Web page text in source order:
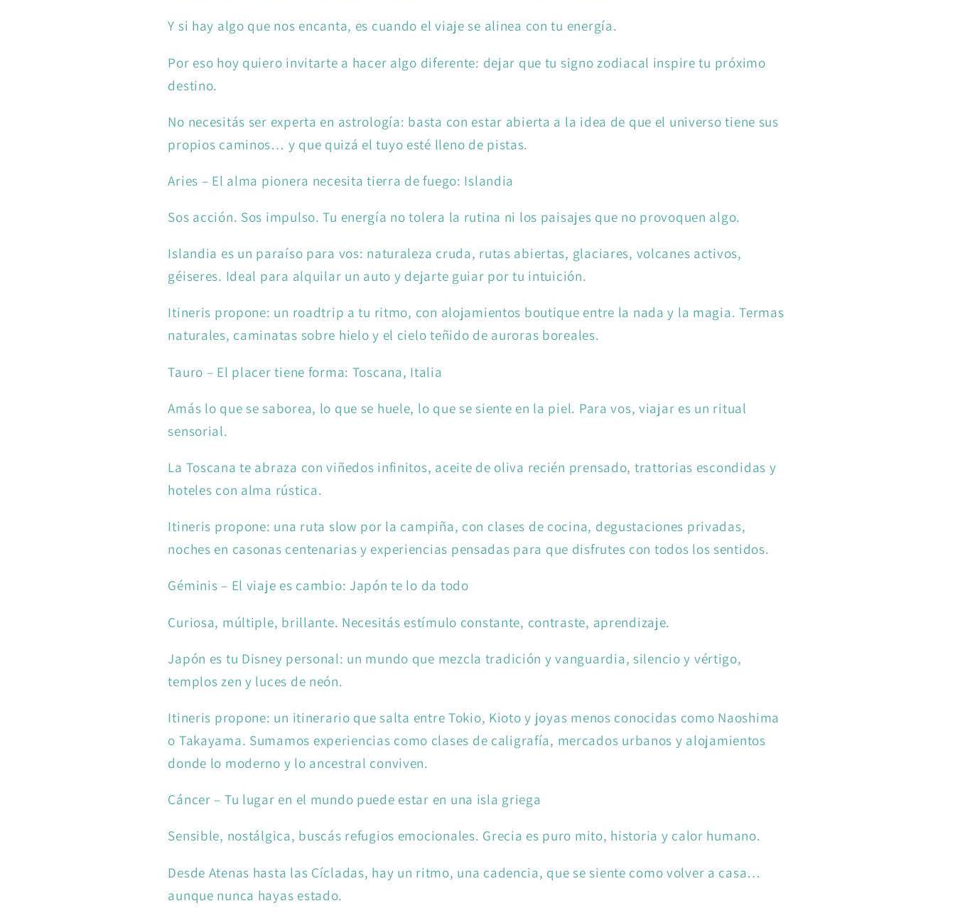
Y si hay algo que nos encanta, es cuando el viaje se alinea con tu energía.
Por eso hoy quiero invitarte a hacer algo diferente: dejar que tu signo zodiacal inspire tu próximo
destino.
No necesitás ser experta en astrología: basta con estar abierta a la idea de que el universo tiene sus
propios caminos… y que quizá el tuyo esté lleno de pistas.
Aries – El alma pionera necesita tierra de fuego: Islandia
Sos acción. Sos impulso. Tu energía no tolera la rutina ni los paisajes que no provoquen algo.
Islandia es un paraíso para vos: naturaleza cruda, rutas abiertas, glaciares, volcanes activos,
géiseres. Ideal para alquilar un auto y dejarte guiar por tu intuición.
Itineris propone: un roadtrip a tu ritmo, con alojamientos boutique entre la nada y la magia. Termas
naturales, caminatas sobre hielo y el cielo teñido de auroras boreales.
Tauro – El placer tiene forma: Toscana, Italia
Amás lo que se saborea, lo que se huele, lo que se siente en la piel. Para vos, viajar es un ritual
sensorial.
La Toscana te abraza con viñedos infinitos, aceite de oliva recién prensado, trattorias escondidas y
hoteles con alma rústica.
Itineris propone: una ruta slow por la campiña, con clases de cocina, degustaciones privadas,
noches en casonas centenarias y experiencias pensadas para que disfrutes con todos los sentidos.
Géminis – El viaje es cambio: Japón te lo da todo
Curiosa, múltiple, brillante. Necesitás estímulo constante, contraste, aprendizaje.
Japón es tu Disney personal: un mundo que mezcla tradición y vanguardia, silencio y vértigo,
templos zen y luces de neón.
Itineris propone: un itinerario que salta entre Tokio, Kioto y joyas menos conocidas como Naoshima
o Takayama. Sumamos experiencias como clases de caligrafía, mercados urbanos y alojamientos
donde lo moderno y lo ancestral conviven.
Cáncer – Tu lugar en el mundo puede estar en una isla griega
Sensible, nostálgica, buscás refugios emocionales. Grecia es puro mito, historia y calor humano.
Desde Atenas hasta las Cícladas, hay un ritmo, una cadencia, que se siente como volver a casa…
aunque nunca hayas estado.